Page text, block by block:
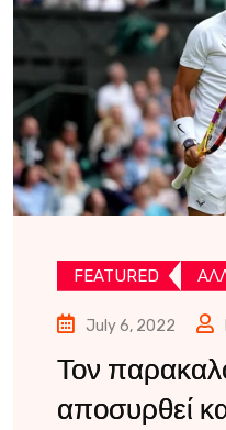
FEATURED
July 6, 2022
Τον
αποσυρθεί